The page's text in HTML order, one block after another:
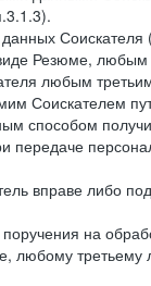
Резюме,
любым
Соискателем
способом
передаче
вправе либо
на
третьему